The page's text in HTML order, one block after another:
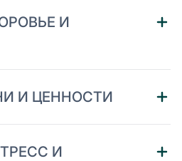
И
И ЦЕННОСТИ
И